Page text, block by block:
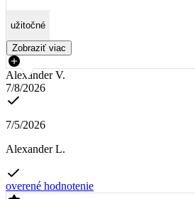
užitočné
Zobraziť viac
Alexander V.
7/8/2026
7/5/2026
Alexander L.
overené hodnotenie